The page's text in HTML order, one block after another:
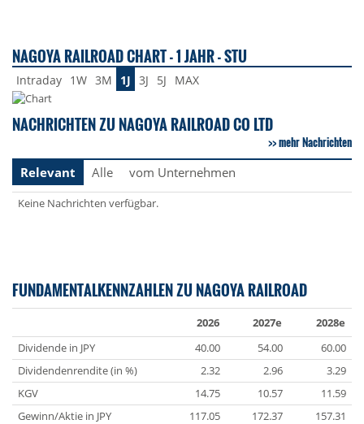
NAGOYA RAILROAD CHART - 1 JAHR - STU
Intraday 1W 3M 1J 3J 5J MAX
NACHRICHTEN ZU NAGOYA RAILROAD CO LTD
mehr Nachrichten
Relevant
Alle vom Unternehmen
Keine Nachrichten verfügbar.
FUNDAMENTALKENNZAHLEN ZU NAGOYA RAILROAD
2026 2027e
2028e
Dividende in JPY
40.00 54.00
60.00
Dividendenrendite (in %)
2.32 2.96
3.29
KGV
14.75 10.57
11.59
Gewinn/Aktie in JPY
117.05 172.37 157.31